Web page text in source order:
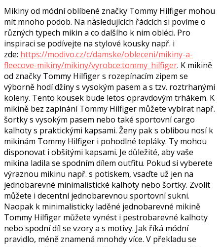
Mikiny od módní oblíbené značky Tommy Hilfiger mohou
mít mnoho podob. Na následujících řádcích si povíme o
různých typech mikin a co dalšího k nim obléci. Pro
inspiraci se podívejte na stylové kousky např. i
zde: https://modivo.cz/c/damske/obleceni/mikiny-a-
fleecove-mikiny/mikiny/vyrobce:tommy_hilfiger. K mikině
od značky Tommy Hilfiger s rozepínacím zipem se
výborně hodí džíny s vysokým pasem a s tzv. roztrhanými
koleny. Tento kousek bude letos opravdovým trhákem. K
mikině bez zapínání Tommy Hilfiger můžete vybírat např.
šortky s vysokým pasem nebo také sportovní cargo
kalhoty s praktickými kapsami. Ženy pak s oblibou nosí k
mikinám Tommy Hilfiger i pohodlné tepláky. Ty mohou
disponovat i obšitými kapsami. Je důležité, aby vaše
mikina ladila se spodním dílem outfitu. Pokud si vyberete
výraznou mikinu např. s potiskem, vsaďte už jen na
jednobarevné minimalistické kalhoty nebo šortky. Zvolit
můžete i decentní jednobarevnou sportovní sukni.
Naopak k minimalisticky laděné jednobarevné mikině
Tommy Hilfiger můžete vynést i pestrobarevné kalhoty
nebo spodní díl se vzory a s motivy. Jak říká módní
pravidlo, méně znamená mnohdy více. V překladu se